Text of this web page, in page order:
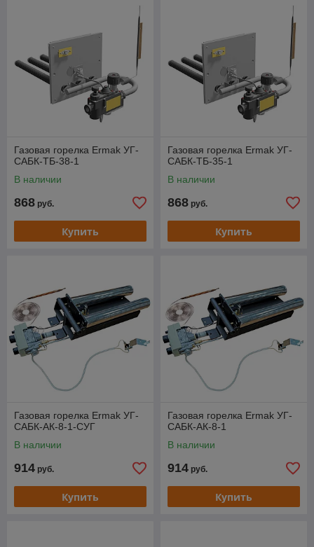
Газовая горелка Ermak УГ-
САБК-ТБ-38-1
В наличии
868 руб.
Купить
Газовая горелка Ermak УГ-
САБК-ТБ-35-1
В наличии
868 руб.
Купить
Газовая горелка Ermak УГ-
САБК-АК-8-1-СУГ
В наличии
914 руб.
Купить
Газовая горелка Ermak УГ-
САБК-АК-8-1
В наличии
914 руб.
Купить